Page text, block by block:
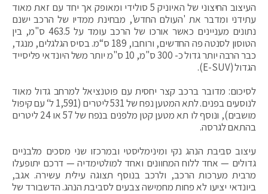
העיצוב החיצוני של האיוניק 5 סולידי ומאופק אך יחד עם זאת מאוד
עתידני ומדבר את 'העולם החדש', מבחינת ממדיו של הרכב ישנם
נתונים מעניינים כאשר אורכו של הרכב עומד על 463.5 ס"מ, בין
הטוסון לסנטה פה החדשים, ורוחבו, 189 ס“מ. בסיס הגלגלים, מנגד,
כבר הרבה יותר גדול כ- 300 ס"מ, 10 ס"מ יותר משל היונדאי פליסייד
הגדול (E-SUV).
לסיכום: מדובר ברכב קצר יחסית עם פוטנציאל למרחב גדול מאוד
לנוסעים בפנים. לתא המטען נפח של 531 ליטרים (1,591 ל‘ עם קיפול
מושבים), ונוסף לו תא מטען קטן מלפנים בנפח של 57 או 24 ליטרים
בהתאם לגרסה.
עיצוב סביבת הנהג נקי ומינימליסטי ובמרכזו שני מסכים מלבניים
גדולים — אחד ללוח המחוונים ואחד למולטימדיה — דרכם יתופעלו
מרבית מערכות הרכב, ולרכב בנוסף תצוגה עילית עשירה. אגב,
ביונדאי יציעו לא פחות מחמישה צבעים לסביבת הנהג. הדשבורד של